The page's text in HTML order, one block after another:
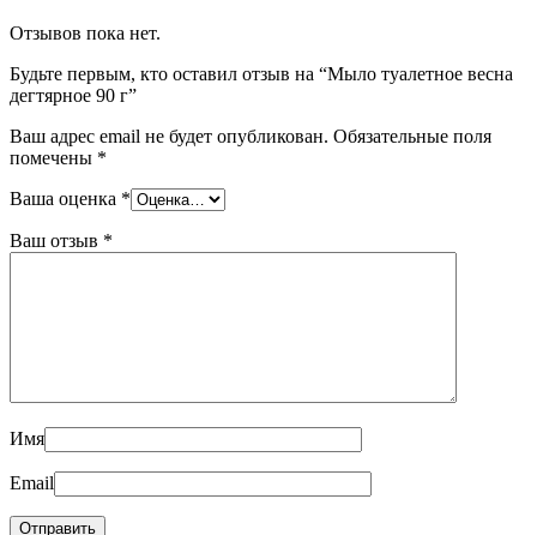
Отзывов пока нет.
Будьте первым, кто оставил отзыв на “Мыло туалетное весна
дегтярное 90 г”
Ваш адрес email не будет опубликован. Обязательные поля
помечены *
Ваша оценка *
Ваш отзыв *
Имя
Email